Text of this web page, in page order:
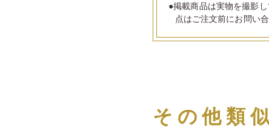
●掲載商品は実物を撮影
点はご注文前にお問い合
その他類